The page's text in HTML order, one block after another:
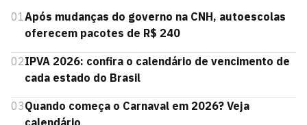
01Após mudanças do governo na CNH, autoescolas
oferecem pacotes de R$ 240
02IPVA 2026: confira o calendário de vencimento de
cada estado do Brasil
03Quando começa o Carnaval em 2026? Veja
calendário